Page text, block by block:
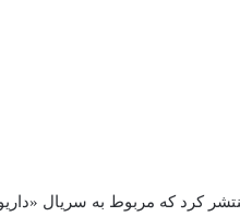
کرد که مربوط به سریال